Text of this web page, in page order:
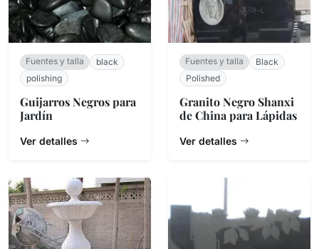
Fuentes y talla
black
polishing
Guijarros Negros para
Jardín
Ver detalles
Fuentes y talla
Black
Polished
Granito Negro Shanxi
de China para Lápidas
Ver detalles